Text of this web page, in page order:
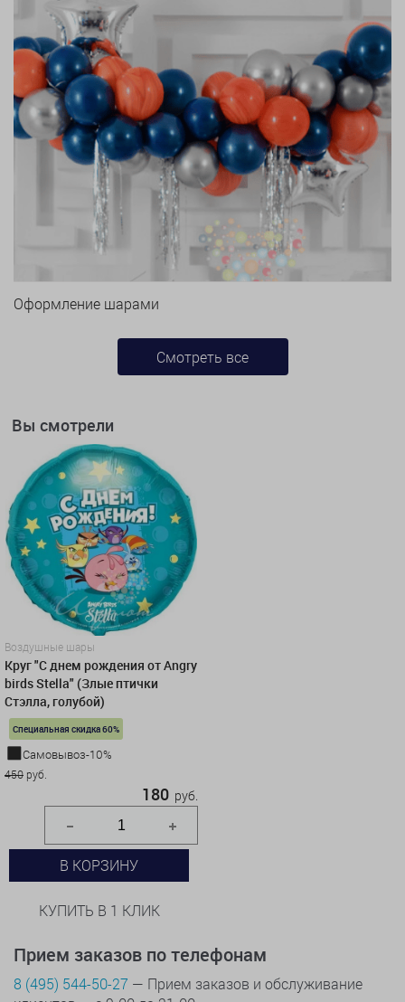
Оформление шарами
Смотреть все
Вы смотрели
Воздушные шары
Круг "С днем рождения от Angry
birds Stella" (Злые птички
Стэлла, голубой)
Специальная скидка 60%
Самовывоз-10%
450 руб.
180 руб.
В КОРЗИНУ
КУПИТЬ В 1 КЛИК
Прием заказов по телефонам
8 (495) 544-50-27 — Прием заказов и обслуживание